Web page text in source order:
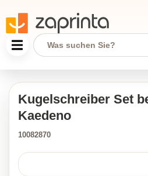
Kugelschreiber Set
Kaedeno
10082870